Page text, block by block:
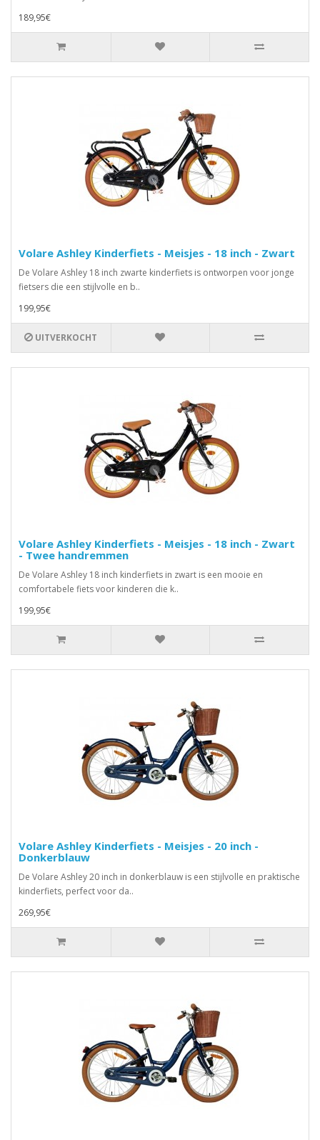
189,95€
Volare Ashley Kinderfiets - Meisjes - 18 inch - Zwart
De Volare Ashley 18 inch zwarte kinderfiets is ontworpen voor jonge
fietsers die een stijlvolle en b..
199,95€
UITVERKOCHT
Volare Ashley Kinderfiets - Meisjes - 18 inch - Zwart
- Twee handremmen
De Volare Ashley 18 inch kinderfiets in zwart is een mooie en
comfortabele fiets voor kinderen die k..
199,95€
Volare Ashley Kinderfiets - Meisjes - 20 inch -
Donkerblauw
De Volare Ashley 20 inch in donkerblauw is een stijlvolle en praktische
kinderfiets, perfect voor da..
269,95€